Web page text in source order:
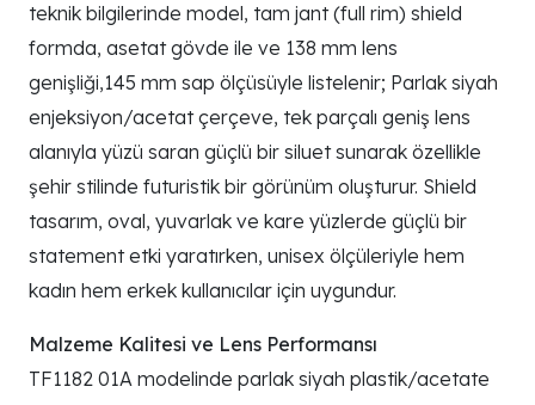
teknik bilgilerinde model, tam jant (full rim) shield
formda, asetat gövde ile ve 138 mm lens
genişliği,145 mm sap ölçüsüyle listelenir; Parlak siyah
enjeksiyon/acetat çerçeve, tek parçalı geniş lens
alanıyla yüzü saran güçlü bir siluet sunarak özellikle
şehir stilinde futuristik bir görünüm oluşturur. Shield
tasarım, oval, yuvarlak ve kare yüzlerde güçlü bir
statement etki yaratırken, unisex ölçüleriyle hem
kadın hem erkek kullanıcılar için uygundur.
Malzeme Kalitesi ve Lens Performansı
TF1182 01A modelinde parlak siyah plastik/acetate